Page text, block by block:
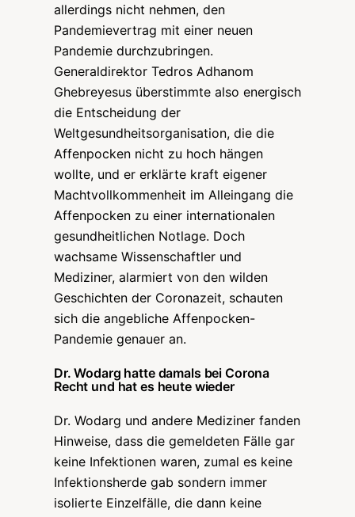
allerdings nicht nehmen, den
Pandemievertrag mit einer neuen
Pandemie durchzubringen.
Generaldirektor Tedros Adhanom
Ghebreyesus überstimmte also energisch
die Entscheidung der
Weltgesundheitsorganisation, die die
Affenpocken nicht zu hoch hängen
wollte, und er erklärte kraft eigener
Machtvollkommenheit im Alleingang die
Affenpocken zu einer internationalen
gesundheitlichen Notlage. Doch
wachsame Wissenschaftler und
Mediziner, alarmiert von den wilden
Geschichten der Coronazeit, schauten
sich die angebliche Affenpocken-
Pandemie genauer an.
Dr. Wodarg hatte damals bei Corona
Recht und hat es heute wieder
Dr. Wodarg und andere Mediziner fanden
Hinweise, dass die gemeldeten Fälle gar
keine Infektionen waren, zumal es keine
Infektionsherde gab sondern immer
isolierte Einzelfälle, die dann keine